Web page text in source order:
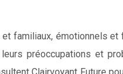
familiaux, émotionnels et
préoccupations et